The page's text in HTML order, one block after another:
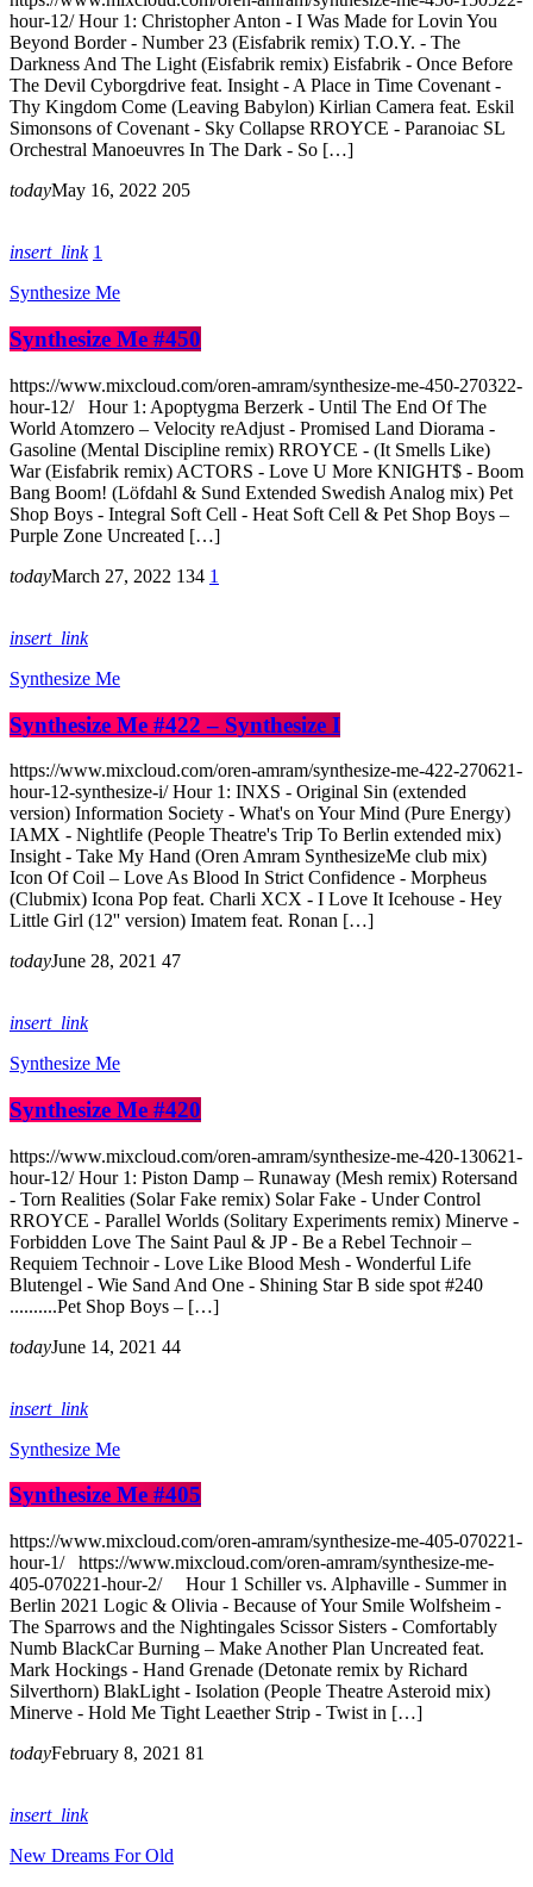
hour-12/ Hour 1: Christopher Anton - I Was Made for Lovin You
Beyond Border - Number 23 (Eisfabrik remix) T.O.Y. - The
Darkness And The Light (Eisfabrik remix) Eisfabrik - Once Before
The Devil Cyborgdrive feat. Insight - A Place in Time Covenant -
Thy Kingdom Come (Leaving Babylon) Kirlian Camera feat. Eskil
Simonsons of Covenant - Sky Collapse RROYCE - Paranoiac SL
Orchestral Manoeuvres In The Dark - So […]
todayMay 16, 2022 205
insert_link 1
Synthesize Me
Synthesize Me #450
https://www.mixcloud.com/oren-amram/synthesize-me-450-270322-
hour-12/ Hour 1: Apoptygma Berzerk - Until The End Of The
World Atomzero – Velocity reAdjust - Promised Land Diorama -
Gasoline (Mental Discipline remix) RROYCE - (It Smells Like)
War (Eisfabrik remix) ACTORS - Love U More KNIGHT$ - Boom
Bang Boom! (Löfdahl & Sund Extended Swedish Analog mix) Pet
Shop Boys - Integral Soft Cell - Heat Soft Cell & Pet Shop Boys –
Purple Zone Uncreated […]
todayMarch 27, 2022 134 1
insert_link
Synthesize Me
Synthesize Me #422 – Synthesize I
https://www.mixcloud.com/oren-amram/synthesize-me-422-270621-
hour-12-synthesize-i/ Hour 1: INXS - Original Sin (extended
version) Information Society - What's on Your Mind (Pure Energy)
IAMX - Nightlife (People Theatre's Trip To Berlin extended mix)
Insight - Take My Hand (Oren Amram SynthesizeMe club mix)
Icon Of Coil – Love As Blood In Strict Confidence - Morpheus
(Clubmix) Icona Pop feat. Charli XCX - I Love It Icehouse - Hey
Little Girl (12'' version) Imatem feat. Ronan […]
todayJune 28, 2021 47
insert_link
Synthesize Me
Synthesize Me #420
https://www.mixcloud.com/oren-amram/synthesize-me-420-130621-
hour-12/ Hour 1: Piston Damp – Runaway (Mesh remix) Rotersand
- Torn Realities (Solar Fake remix) Solar Fake - Under Control
RROYCE - Parallel Worlds (Solitary Experiments remix) Minerve -
Forbidden Love The Saint Paul & JP - Be a Rebel Technoir –
Requiem Technoir - Love Like Blood Mesh - Wonderful Life
Blutengel - Wie Sand And One - Shining Star B side spot #240
..........Pet Shop Boys – […]
todayJune 14, 2021 44
insert_link
Synthesize Me
Synthesize Me #405
https://www.mixcloud.com/oren-amram/synthesize-me-405-070221-
hour-1/ https://www.mixcloud.com/oren-amram/synthesize-me-
405-070221-hour-2/ Hour 1 Schiller vs. Alphaville - Summer in
Berlin 2021 Logic & Olivia - Because of Your Smile Wolfsheim -
The Sparrows and the Nightingales Scissor Sisters - Comfortably
Numb BlackCar Burning – Make Another Plan Uncreated feat.
Mark Hockings - Hand Grenade (Detonate remix by Richard
Silverthorn) BlakLight - Isolation (People Theatre Asteroid mix)
Minerve - Hold Me Tight Leaether Strip - Twist in […]
todayFebruary 8, 2021 81
insert_link
New Dreams For Old